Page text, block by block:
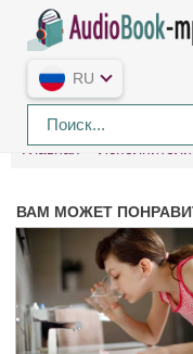
RU
Главная Исполнители